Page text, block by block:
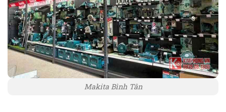
Makita Bình Tân